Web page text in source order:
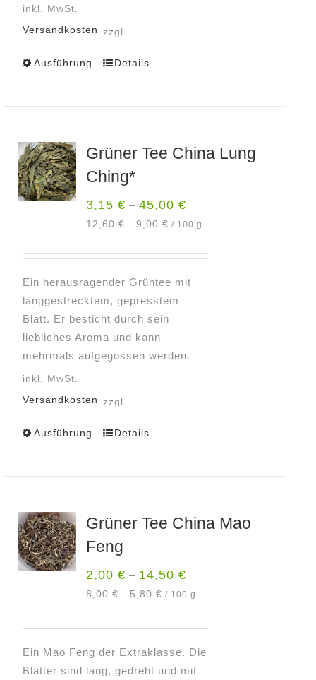
inkl. MwSt.
zzgl.
Versandkosten
Ausführung
Dieses
auf.
Die
können
auf
gewählt
werden
Details
Grüner Tee China Lung
Ching*
3,15€ –45,00€
12,60€ –9,00€ / 100 g
Ein herausragender Grüntee mit
langgestrecktem, gepresstem
Blatt. Er besticht durch sein
liebliches Aroma und kann
mehrmals aufgegossen werden.
inkl. MwSt.
zzgl.
Versandkosten
Ausführung
Dieses
auf.
Die
können
auf
gewählt
werden
Details
Grüner Tee China Mao
Feng
2,00€ – 14,50€
8,00€ – 5,80€ / 100 g
Ein Mao Feng der Extraklasse. Die
Blätter sind lang, gedreht und mit